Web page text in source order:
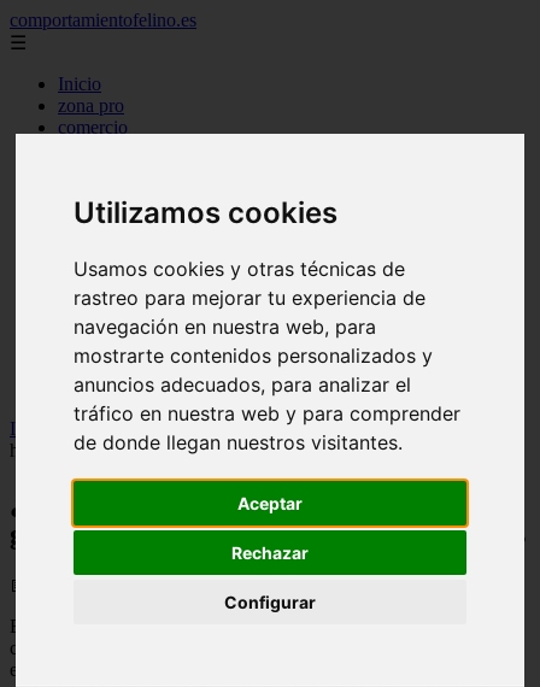
Utilizamos cookies
Usamos cookies y otras técnicas de
rastreo para mejorar tu experiencia de
navegación en nuestra web, para
mostrarte contenidos personalizados y
anuncios adecuados, para analizar el
tráfico en nuestra web y para comprender
de donde llegan nuestros visitantes.
Aceptar
Rechazar
Configurar
comportamientofelino.es
☰
Inicio
zona pro
comercio
acuariofilia 2
articulos
canal tv
nombres para gatos
novedades
tablon de anuncios
uncategorized
zona pro
Inicio
gatos > ¿Vacaciones gratis en Grecia? Cuida gatos cinco
horas al día en la isla de Syros
¿Vacaciones gratis en Grecia? Cuida
gatos cinco horas al día en la isla de Syros
📅 10/06/2026
Existen destinos que seducen por sus aguas cristalinas y otros que
conquistan por su espíritu único. La isla de Syros —conocida en
español como Siros— reúne ambos mundos. Como capital del